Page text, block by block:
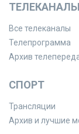
ТЕЛЕКАНАЛЫ
Все телеканалы
Телепрограмма
Архив
СПОРТ
Трансляции
Архив и лучшие